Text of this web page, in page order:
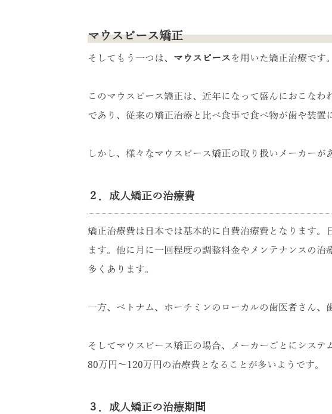
マウスピース矯正
そしてもう一つは、 マウスピースを用いた矯正治療です。
このマウスピース矯正は、近年になって盛んにおこな
であり、従来の矯正治療と比べ食事で食べ物が歯や装置
しかし、様々なマウスピース矯正の取り扱いメーカー
２．成人矯正の治療費
矯正治療費は日本では基本的に自費治療費となります
ます。他に月に一回程度の調整料金やメンテナンスの
多くあります。
一方、ベトナム、ホーチミンのローカルの歯医者さん、
そしてマウスピース矯正の場合、メーカーごとにシス
80万円～120万円の治療費となることが多いようです。
３．成人矯正の治療期間